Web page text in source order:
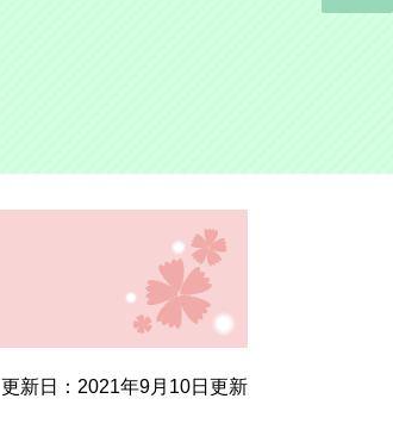
更新日：2021年9月10日更新